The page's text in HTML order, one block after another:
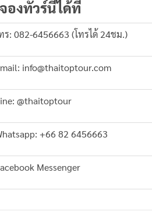
องทัวร์นี้ได้ที่
ร: 082-6456663 (โทรได้ 24ชม.)
info@thaitoptour.com
@thaitoptour
+66 82 6456663
Messenger